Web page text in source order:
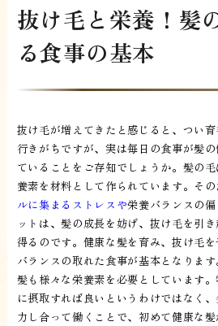
抜け毛と栄養！髪
る食事の基本
抜け毛が増えてきたと感じると、つい
行きがちですが、実は毎日の食事が髪
ていることをご存知でしょうか。髪の
養素を材料として作られています。その
ルに集まるストレスや栄養バランスの
ットは、髪の成長を妨げ、抜け毛を引
得るのです。健康な髪を育み、抜け毛
バランスの取れた食事が基本となります
髪も様々な栄養素を必要としています
に摂取すれば良いというわけではなく
力し合って働くことで、初めて健康な